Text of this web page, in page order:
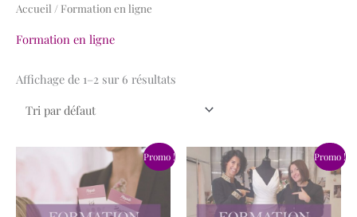
Accueil / Formation en ligne
Formation en ligne
Affichage de 1–2 sur 6 résultats
Promo !
initial
était :
990,00€.
Le
prix
actuel
est :
495,00€.
Promo !
Le
prix
initial
était :
1.200,00€.
Le
prix
actuel
est :
600,00€.